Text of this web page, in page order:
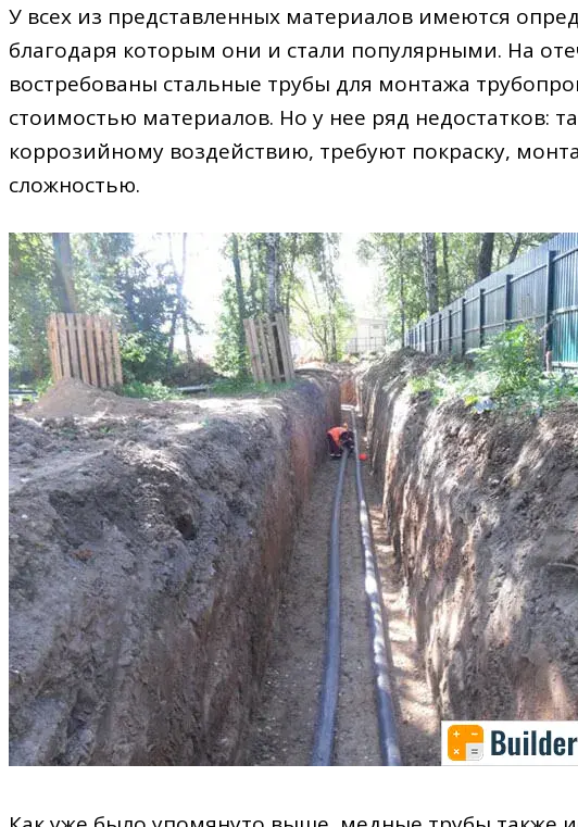
У всех из представленных материалов имеются
благодаря которым они и стали популярными. На
востребованы стальные трубы для монтажа
стоимостью материалов. Но у нее ряд недостатков:
коррозийному воздействию, требуют покраску,
сложностью.